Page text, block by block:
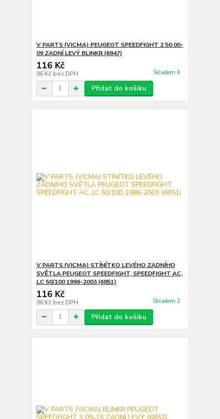
V PARTS (VICMA) PEUGEOT SPEEDFIGHT 2 50 00-
09 ZADNÍ LEVÝ BLINKR (6847)
116 Kč
96 Kč bez DPH Skladem 4
Přidat do košíku
V PARTS (VICMA) STÍNÍTKO LEVÉHO ZADNÍHO
SVĚTLA PEUGEOT SPEEDFIGHT, SPEEDFIGHT AC,
LC 50/100 1996-2003 (6851)
116 Kč
96 Kč bez DPH Skladem 2
Přidat do košíku